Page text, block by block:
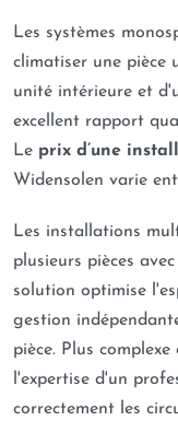
Les systèmes
climatiser une pièce
unité intérieure et
excellent rapport
Le prix d’une
Widensolen varie
Les installations
plusieurs pièces
solution optimise
gestion
pièce. Plus
l'expertise d'un
correctement les